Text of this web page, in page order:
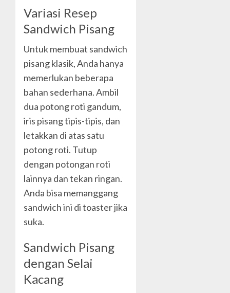
Variasi Resep
Sandwich Pisang
Untuk membuat sandwich
pisang klasik, Anda hanya
memerlukan beberapa
bahan sederhana. Ambil
dua potong roti gandum,
iris pisang tipis-tipis, dan
letakkan di atas satu
potong roti. Tutup
dengan potongan roti
lainnya dan tekan ringan.
Anda bisa memanggang
sandwich ini di toaster jika
suka.
Sandwich Pisang
dengan Selai
Kacang